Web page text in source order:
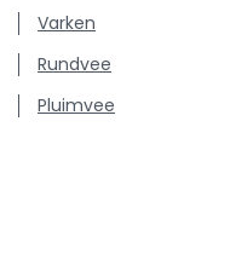
Varken
Rundvee
Pluimvee